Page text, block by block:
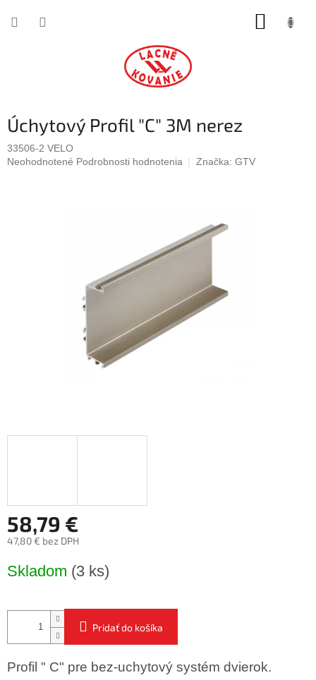
Úchytový Profil "C" 3M nerez
33506-2 VELO
Priemerné
Neohodnotené Podrobnosti hodnotenia Značka: GTV
58,79 €
47,80 € bez DPH
cena:
Skladom (3 ks)
Pridať do košíka
Profil " C" pre bez-uchytový systém dvierok.